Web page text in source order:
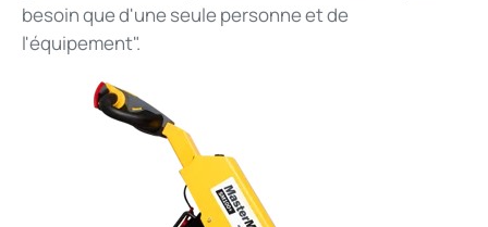
besoin que d'une seule personne et de
l'équipement".